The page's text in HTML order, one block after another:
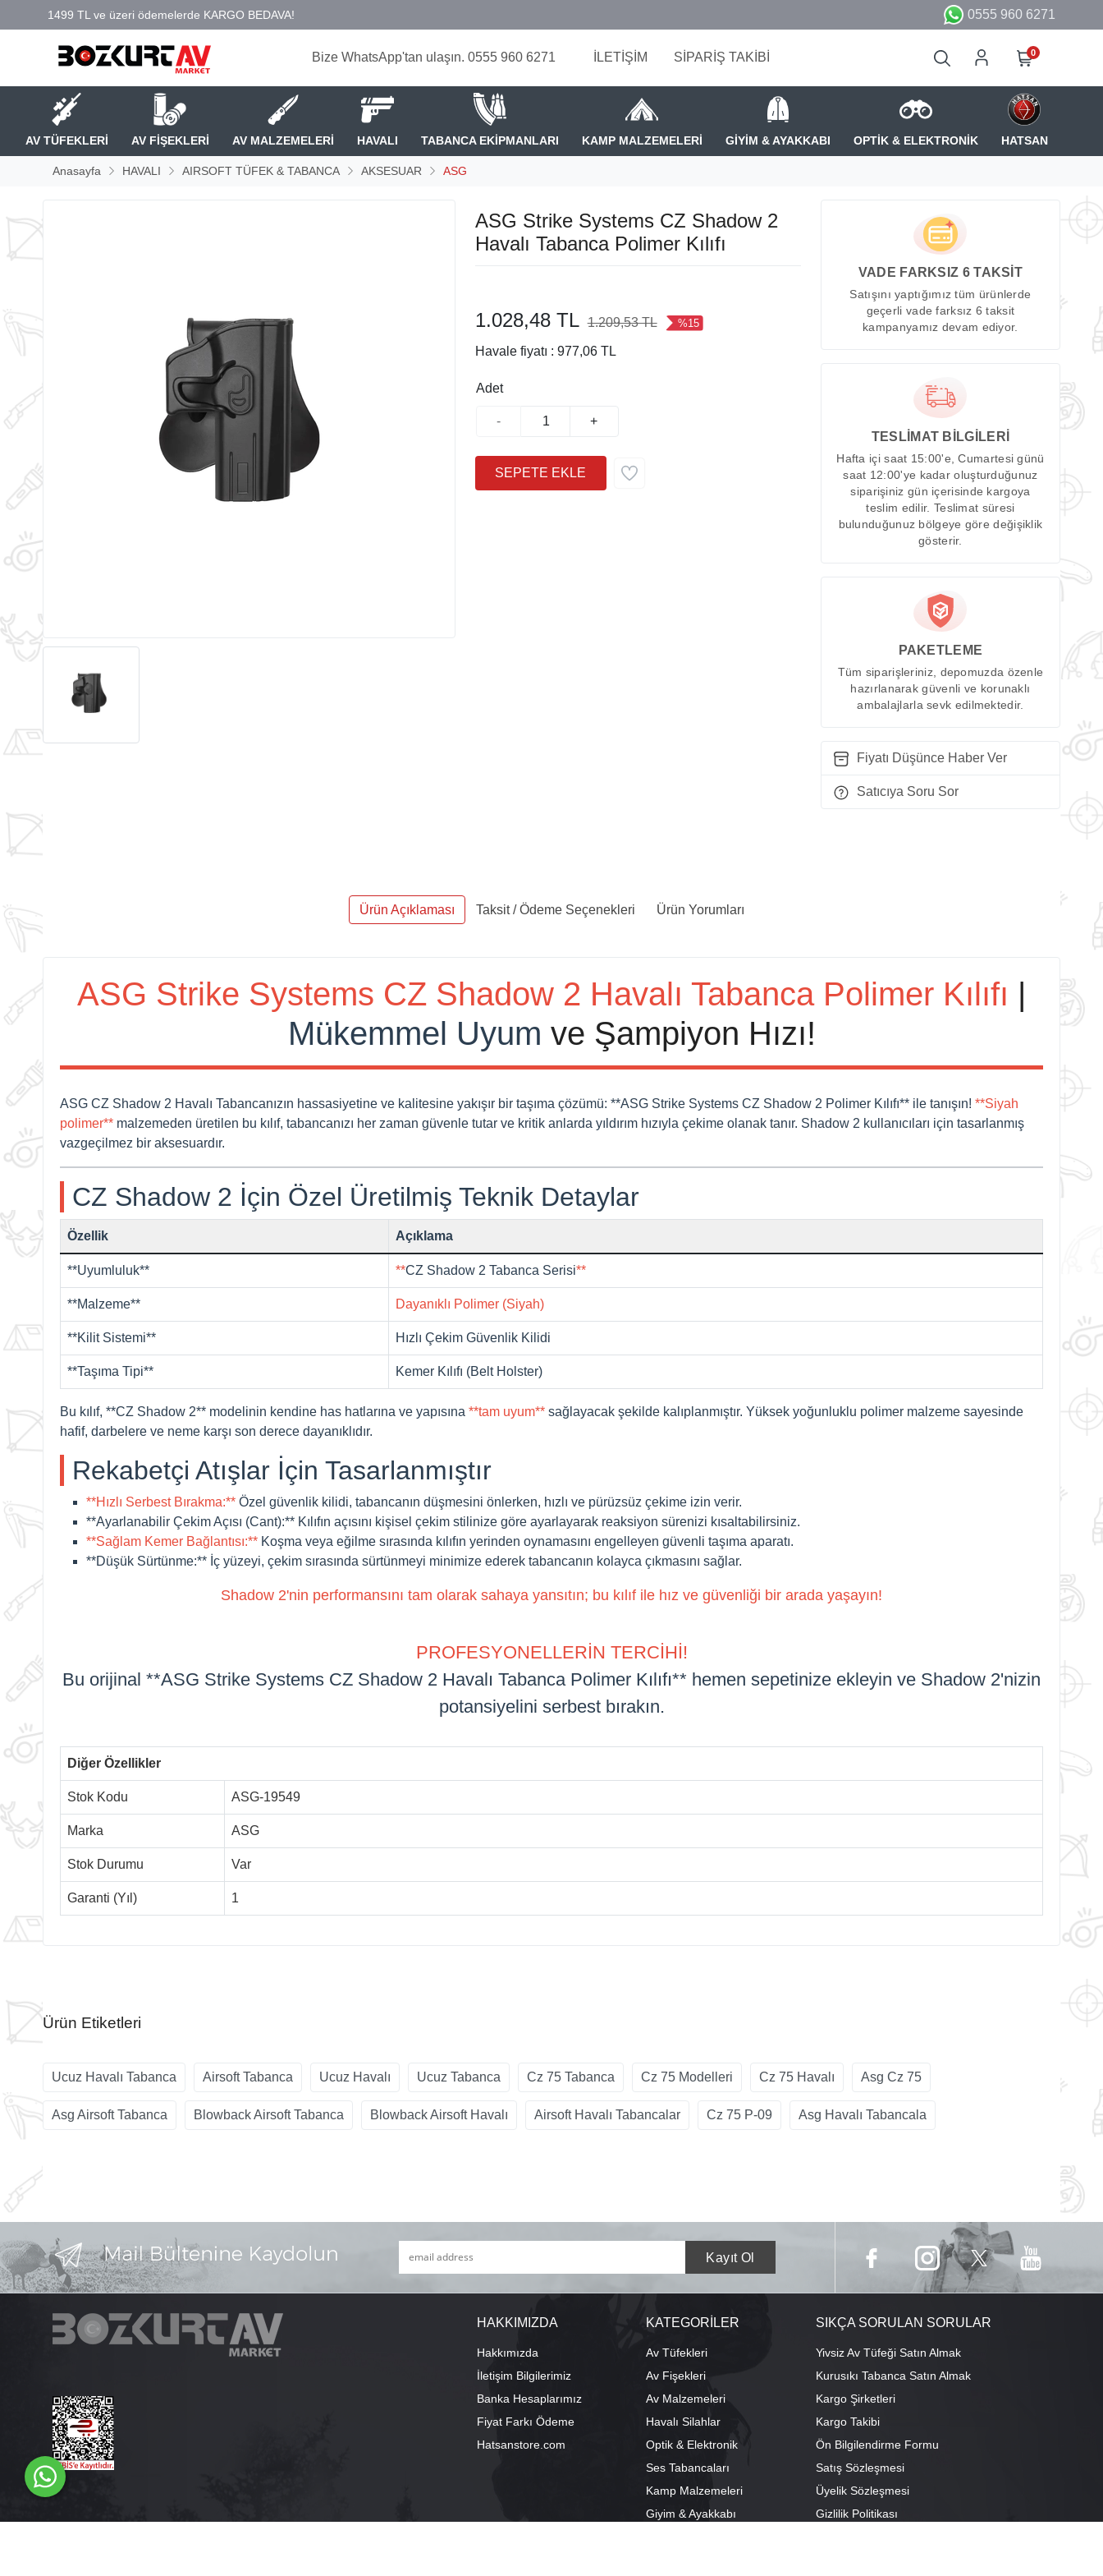
0555 960 6271
Bize WhatsApp'tan ulaşın. 0555 960 6271 İLETİŞİM SİPARİŞ TAKİBİ 0
AV TÜFEKLERİ AV FİŞEKLERİ AV MALZEMELERİ HAVALI TABANCA EKİPMANLARI KAMP MALZEMELERİ GİYİM & AYAKKABI OPTİK & ELEKTRONİK HATSAN
Anasayfa HAVALI AIRSOFT TÜFEK & TABANCA AKSESUAR ASG
ASG Strike Systems CZ Shadow 2
Havalı Tabanca Polimer Kılıfı
1.028,48 TL 1.209,53 TL %15
Havale fiyatı : 977,06 TL
Adet
- +
VADE FARKSIZ 6 TAKSİT
Satışını yaptığımız tüm ürünlerde
geçerli vade farksız 6 taksit
kampanyamız devam ediyor.
TESLİMAT BİLGİLERİ
Hafta içi saat 15:00'e, Cumartesi günü
saat 12:00'ye kadar oluşturduğunuz
siparişiniz gün içerisinde kargoya
teslim edilir. Teslimat süresi
bulunduğunuz bölgeye göre değişiklik
gösterir.
PAKETLEME
Tüm siparişleriniz, depomuzda özenle
hazırlanarak güvenli ve korunaklı
ambalajlarla sevk edilmektedir.
Fiyatı Düşünce Haber Ver
Satıcıya Soru Sor
Ürün Açıklaması Taksit / Ödeme Seçenekleri Ürün Yorumları
ASG Strike Systems CZ Shadow 2 Havalı Tabanca Polimer Kılıfı |
Mükemmel Uyum ve Şampiyon Hızı!
ASG CZ Shadow 2 Havalı Tabancanızın hassasiyetine ve kalitesine yakışır bir taşıma çözümü: **ASG Strike Systems CZ Shadow 2 Polimer Kılıfı** ile tanışın! **Siyah
polimer** malzemeden üretilen bu kılıf, tabancanızı her zaman güvenle tutar ve kritik anlarda yıldırım hızıyla çekime olanak tanır. Shadow 2 kullanıcıları için tasarlanmış
vazgeçilmez bir aksesuardır.
CZ Shadow 2 İçin Özel Üretilmiş Teknik Detaylar
Özellik Açıklama
**Uyumluluk** **CZ Shadow 2 Tabanca Serisi**
**Malzeme** Dayanıklı Polimer (Siyah)
**Kilit Sistemi** Hızlı Çekim Güvenlik Kilidi
**Taşıma Tipi** Kemer Kılıfı (Belt Holster)
Bu kılıf, **CZ Shadow 2** modelinin kendine has hatlarına ve yapısına **tam uyum** sağlayacak şekilde kalıplanmıştır. Yüksek yoğunluklu polimer malzeme sayesinde
hafif, darbelere ve neme karşı son derece dayanıklıdır.
Rekabetçi Atışlar İçin Tasarlanmıştır
**Hızlı Serbest Bırakma:** Özel güvenlik kilidi, tabancanın düşmesini önlerken, hızlı ve pürüzsüz çekime izin verir.
**Ayarlanabilir Çekim Açısı (Cant):** Kılıfın açısını kişisel çekim stilinize göre ayarlayarak reaksiyon sürenizi kısaltabilirsiniz.
**Sağlam Kemer Bağlantısı:** Koşma veya eğilme sırasında kılıfın yerinden oynamasını engelleyen güvenli taşıma aparatı.
**Düşük Sürtünme:** İç yüzeyi, çekim sırasında sürtünmeyi minimize ederek tabancanın kolayca çıkmasını sağlar.
Shadow 2'nin performansını tam olarak sahaya yansıtın; bu kılıf ile hız ve güvenliği bir arada yaşayın!
PROFESYONELLERİN TERCİHİ!
Bu orijinal **ASG Strike Systems CZ Shadow 2 Havalı Tabanca Polimer Kılıfı** hemen sepetinize ekleyin ve Shadow 2'nizin
potansiyelini serbest bırakın.
Diğer Özellikler
Stok Kodu ASG-19549
Marka ASG
Stok Durumu Var
Garanti (Yıl) 1
Ürün Etiketleri
Ucuz Havalı Tabanca Airsoft Tabanca Ucuz Havalı Ucuz Tabanca Cz 75 Tabanca Cz 75 Modelleri Cz 75 Havalı Asg Cz 75
Asg Airsoft Tabanca Blowback Airsoft Tabanca Blowback Airsoft Havalı Airsoft Havalı Tabancalar Cz 75 P-09 Asg Havalı Tabancala
HAKKIMIZDA
Hakkımızda
İletişim Bilgilerimiz
Banka Hesaplarımız
Fiyat Farkı Ödeme
Hatsanstore.com
KATEGORİLER
Av Tüfekleri
Av Fişekleri
Av Malzemeleri
Havalı Silahlar
Optik & Elektronik
Ses Tabancaları
Kamp Malzemeleri
Giyim & Ayakkabı
SIKÇA SORULAN SORULAR
Yivsiz Av Tüfeği Satın Almak
Kurusıkı Tabanca Satın Almak
Kargo Şirketleri
Kargo Takibi
Ön Bilgilendirme Formu
Satış Sözleşmesi
Üyelik Sözleşmesi
Gizlilik Politikası